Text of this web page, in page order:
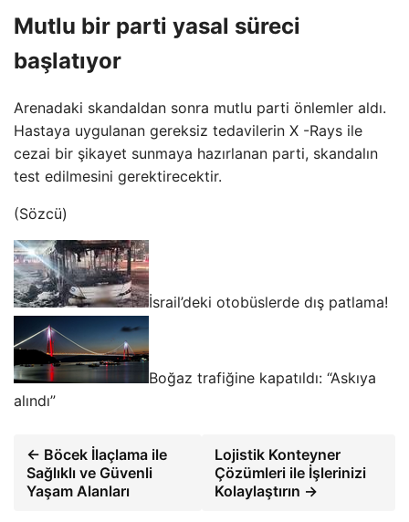
Mutlu bir parti yasal süreci
başlatıyor
Arenadaki skandaldan sonra mutlu parti önlemler aldı.
Hastaya uygulanan gereksiz tedavilerin X -Rays ile
cezai bir şikayet sunmaya hazırlanan parti, skandalın
test edilmesini gerektirecektir.
(Sözcü)
İsrail’deki otobüslerde dış patlama!
Boğaz trafiğine kapatıldı: “Askıya
alındı”
← Böcek İlaçlama ile
Sağlıklı ve Güvenli
Yaşam Alanları
Lojistik Konteyner
Çözümleri ile İşlerinizi
Kolaylaştırın →